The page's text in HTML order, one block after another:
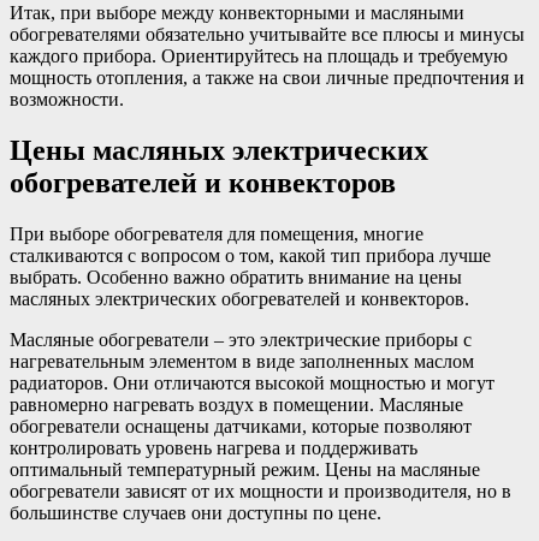
Итак, при выборе между конвекторными и масляными
обогревателями обязательно учитывайте все плюсы и минусы
каждого прибора. Ориентируйтесь на площадь и требуемую
мощность отопления, а также на свои личные предпочтения и
возможности.
Цены масляных электрических
обогревателей и конвекторов
При выборе обогревателя для помещения, многие
сталкиваются с вопросом о том, какой тип прибора лучше
выбрать. Особенно важно обратить внимание на цены
масляных электрических обогревателей и конвекторов.
Масляные обогреватели – это электрические приборы с
нагревательным элементом в виде заполненных маслом
радиаторов. Они отличаются высокой мощностью и могут
равномерно нагревать воздух в помещении. Масляные
обогреватели оснащены датчиками, которые позволяют
контролировать уровень нагрева и поддерживать
оптимальный температурный режим. Цены на масляные
обогреватели зависят от их мощности и производителя, но в
большинстве случаев они доступны по цене.